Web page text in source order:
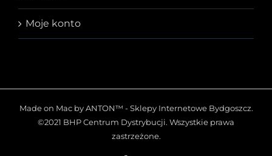
Moje konto
Made on Mac by ANTON™ -Sklepy Internetowe Bydgoszcz.
©2021 BHP Centrum Dystrybucji. Wszystkie prawa
zastrzeżone.